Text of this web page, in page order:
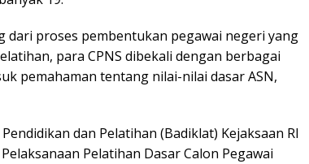
dari proses pembentukan pegawai negeri yang
para CPNS dibekali dengan berbagai
pemahaman tentang nilai-nilai dasar ASN,
dan Pelatihan (Badiklat) Kejaksaan RI
Pelatihan Dasar Calon Pegawai